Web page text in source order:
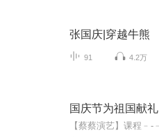
张国庆|穿越牛熊
91 4.2万
国庆节为祖国献礼